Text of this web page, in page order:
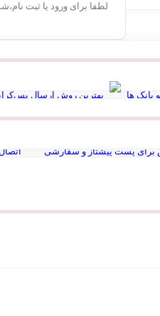
لطفا برای ورود یا ثبت
بانک ها بهترین روش ارسال
آنی بگیریم آموزش اتصال
برای پست پیشتاز و سفارشی
محتوا و آنلاین شاپ ها